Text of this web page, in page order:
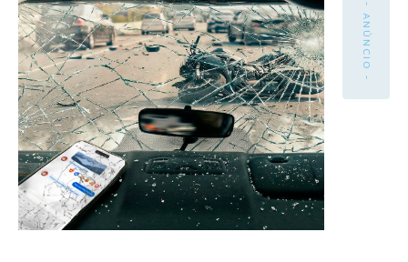
- ANÚNCIO -